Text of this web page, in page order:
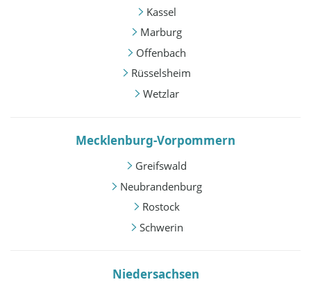
Kassel
Marburg
Offenbach
Rüsselsheim
Wetzlar
Mecklenburg-Vorpommern
Greifswald
Neubrandenburg
Rostock
Schwerin
Niedersachsen